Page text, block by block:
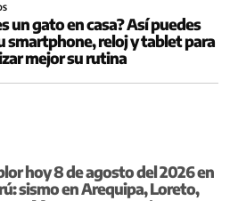
un gato en casa? Así puedes
smartphone, reloj y tablet para
mejor su rutina
hoy 8 de agosto del 2026 en
sismo en Arequipa, Loreto,